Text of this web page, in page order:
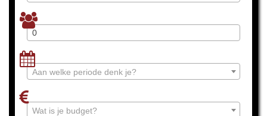
Aan welke periode denk je?
Wat is je budget?